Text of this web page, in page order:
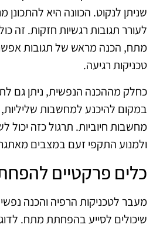
שניתן לנקוט. הכוונה היא
לעורר תגובות רגשיות חזקות. זה
מתח, הכנה מראש של תגובות
טכניקות רגיעה.
כחלק מההכנה הנפשית, ניתן גם
במקום להיכנע למחשבות
מחשבות חיוביות. תרגול כזה
ולמנוע התקפי זעם במצבים
כלים פרקטיים
מעבר לטכניקות הרפיה והכנה
שיכולים לסייע בהפחתת מתח.